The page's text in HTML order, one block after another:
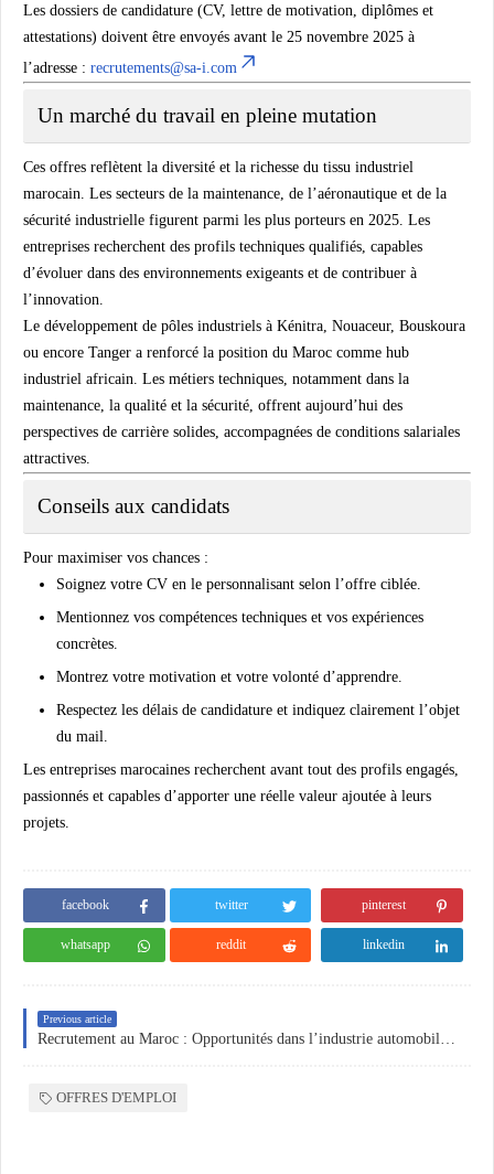
Les dossiers de candidature (CV, lettre de motivation, diplômes et
attestations) doivent être envoyés avant le 25 novembre 2025 à
l’adresse : recrutements@sa-i.com
Un marché du travail en pleine mutation
Ces offres reflètent la diversité et la richesse du tissu industriel
marocain. Les secteurs de la maintenance, de l’aéronautique et de la
sécurité industrielle figurent parmi les plus porteurs en 2025. Les
entreprises recherchent des profils techniques qualifiés, capables
d’évoluer dans des environnements exigeants et de contribuer à
l’innovation.
Le développement de pôles industriels à Kénitra Nouaceur, Bouskoura
ou encore Tanger a renforcé la position du Maroc comme hub
industriel africain. Les métiers techniques, notamment dans la
maintenance , la qualité et la sécurité , offrent aujourd’hui des
perspectives de carrière solides, accompagnées de conditions salariales
attractives.
Conseils aux candidats
Pour maximiser vos chances :
Soignez votre CV en le personnalisant selon l’offre ciblée.
Mentionnez vos compétences techniques et vos expériences
concrètes
Montrez votre motivation et votre volonté d’apprendre.
Respectez les délais de candidature et indiquez clairement l’objet
du mail.
Les entreprises marocaines recherchent avant tout des profils engagés,
passionnés et capables d’apporter une réelle valeur ajoutée à leurs
projets.
facebook twitter pinterest
whatsapp reddit linkedin
Previous article
OFFRES D'EMPLOI